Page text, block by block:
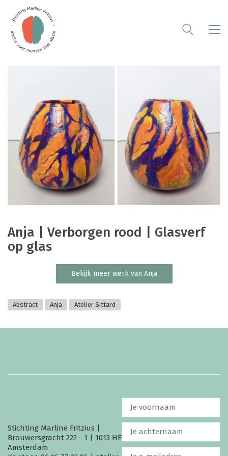
Anja | Verborgen rood | Glasverf
op glas
Bekijk meer werk van Anja
Abstract Anja Atelier Sittard
Stichting Marline Fritzius |
Brouwersgracht 222 - 1 | 1013 HE
Amsterdam